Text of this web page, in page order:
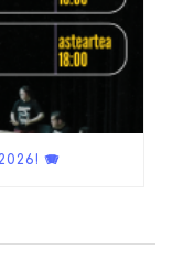
🪗